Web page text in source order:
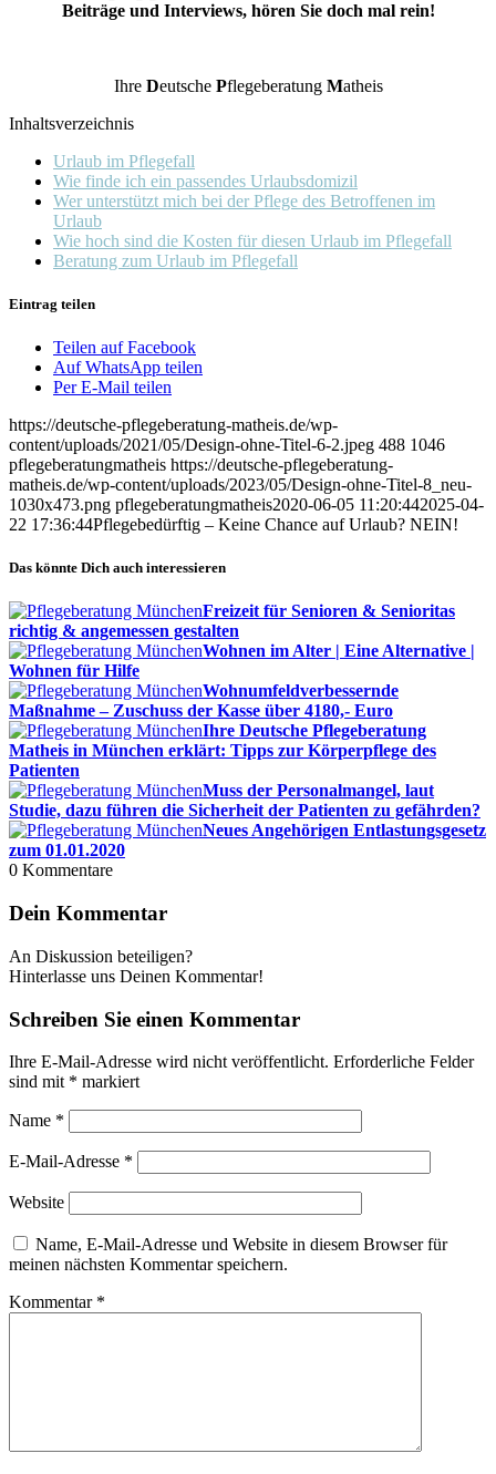
Beiträge und Interviews, hören Sie doch mal rein!
Ihre Deutsche Pflegeberatung Matheis
Inhaltsverzeichnis
Urlaub im Pflegefall
Wie finde ich ein passendes Urlaubsdomizil
Wer unterstützt mich bei der Pflege des Betroffenen im
Urlaub
Wie hoch sind die Kosten für diesen Urlaub im Pflegefall
Beratung zum Urlaub im Pflegefall
Eintrag teilen
Teilen auf Facebook
Auf WhatsApp teilen
Per E-Mail teilen
https://deutsche-pflegeberatung-matheis.de/wp-
content/uploads/2021/05/Design-ohne-Titel-6-2.jpeg 488 1046
pflegeberatungmatheis https://deutsche-pflegeberatung-
matheis.de/wp-content/uploads/2023/05/Design-ohne-Titel-8_neu-
1030x473.png pflegeberatungmatheis2020-06-05 11:20:442025-04-
22 17:36:44Pflegebedürftig – Keine Chance auf Urlaub? NEIN!
Das könnte Dich auch interessieren
Freizeit für Senioren & Senioritas
richtig & angemessen gestalten
Wohnen im Alter | Eine Alternative |
Wohnen für Hilfe
Wohnumfeldverbessernde
Maßnahme – Zuschuss der Kasse über 4180,- Euro
Ihre Deutsche Pflegeberatung
Matheis in München erklärt: Tipps zur Körperpflege des
Patienten
Muss der Personalmangel, laut
Studie, dazu führen die Sicherheit der Patienten zu gefährden?
Neues Angehörigen Entlastungsgesetz
zum 01.01.2020
0 Kommentare
Dein Kommentar
An Diskussion beteiligen?
Hinterlasse uns Deinen Kommentar!
Schreiben Sie einen Kommentar
Ihre E-Mail-Adresse wird nicht veröffentlicht. Erforderliche Felder
sind mit * markiert
Name *
E-Mail-Adresse *
Website
Name, E-Mail-Adresse und Website in diesem Browser für
meinen nächsten Kommentar speichern.
Kommentar *